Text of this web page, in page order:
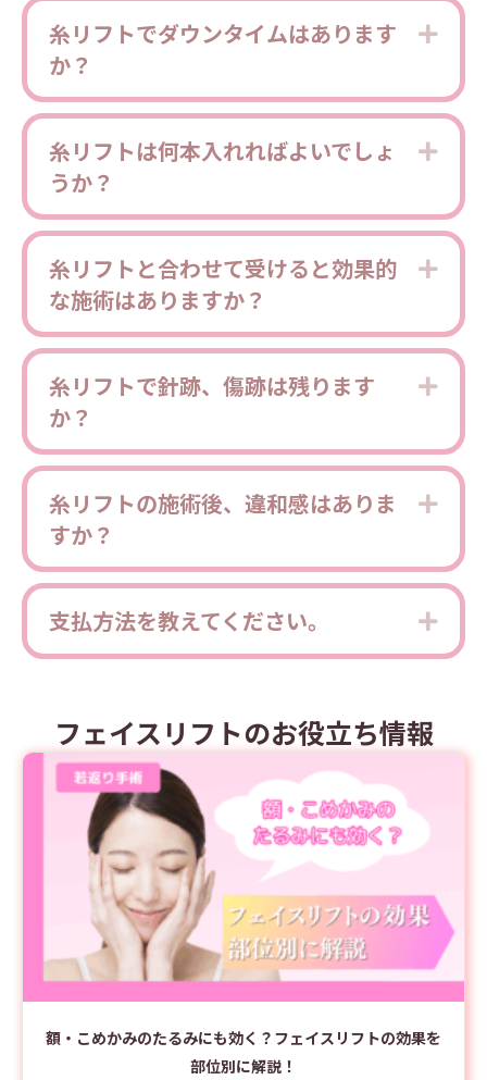
糸リフトでダウンタイムはあります
か？
糸リフトは何本入れればよいでしょ
うか？
糸リフトと合わせて受けると効果的
な施術はありますか？
糸リフトで針跡、傷跡は残ります
か？
糸リフトの施術後、違和感はありま
すか？
支払方法を教えてください。
フェイスリフトのお役立ち情報
額・こめかみのたるみにも効く？フェイスリフトの効果を
部位別に解説！